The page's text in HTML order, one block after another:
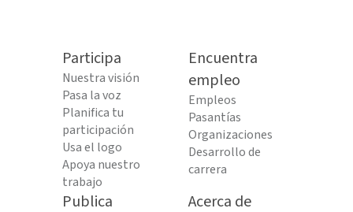
Participa
Nuestra visión
Pasa la voz
Planifica tu
participación
Usa el logo
Apoya nuestro
trabajo
Encuentra
empleo
Empleos
Pasantías
Organizaciones
Desarrollo de
carrera
Publica Acerca de